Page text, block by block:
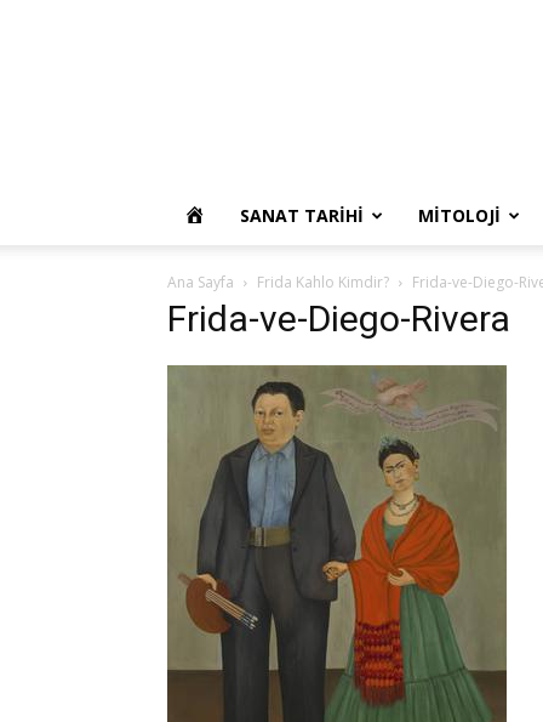
OKUR
YAZARIM
SANAT TARIHI MITOLOJI
Ana Sayfa Frida Kahlo Kimdir? Frida-ve-Diego-
Frida-ve-Diego-Rivera